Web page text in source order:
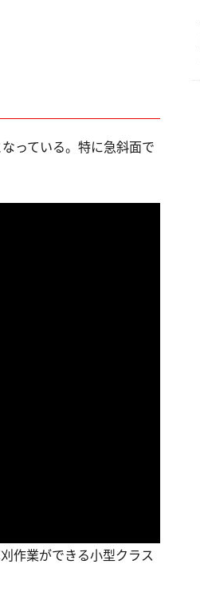
っている。特に急斜面で
作業ができる小型クラス